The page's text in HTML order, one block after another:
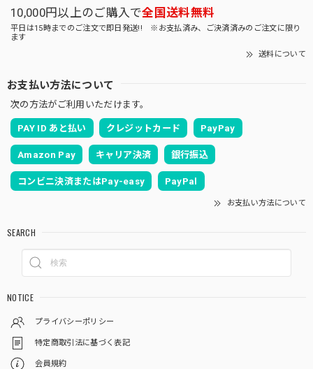
10,000円以上のご購入で全国送料無料
平日は15時までのご注文で即日発送!! ※お支払済み、ご決済済みのご注文に限り
ます
送料について
お支払い方法について
次の方法がご利用いただけます。
PAY ID あと払い クレジットカード PayPay
Amazon Pay キャリア決済 銀行振込
コンビニ決済またはPay-easy PayPal
お支払い方法について
SEARCH
NOTICE
プライバシーポリシー
特定商取引法に基づく表記
会員規約